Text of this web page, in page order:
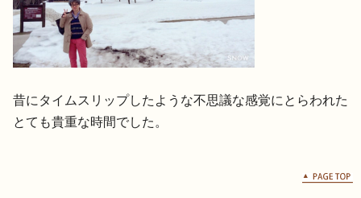
昔にタイムスリップしたような不思議な感覚にとらわれた
とても貴重な時間でした。